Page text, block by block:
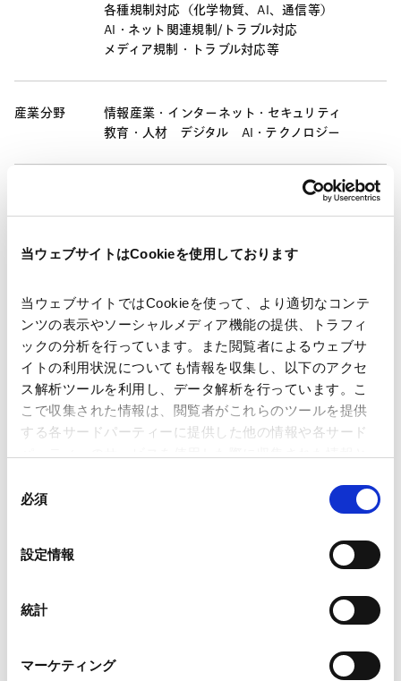
当ウェブサイトはCookieを使用しております
当ウェブサイトではCookieを使って、より適切なコンテ
ンツの表示やソーシャルメディア機能の提供、トラフィ
ックの分析を行っています。また閲覧者によるウェブサ
イトの利用状況についても情報を収集し、以下のアクセ
ス解析ツールを利用し、データ解析を行っています。こ
こで収集された情報は、閲覧者がこれらのツールを提供
する各サードパーティーに提供した他の情報や各サード
ことがあります。
Google Analytics利用規約（
Marketo
外部サイト）
LinkedIn プライバシーポリシー（
必須
設定情報
統計
マーケティング
各種規制対応（化学物質、AI、通信等）
AI・ネット関連規制/トラブル対応
メディア規制・トラブル対応等
産業分野
情報産業・インターネット・セキュリティ
教育・人材
デジタル AI・テクノロジー
Newsletter Vol.5（2026年）」が掲載されました。
ヨーロッパ・オセアニアの最新法制度動向（欧州・英国
当局によるX/Grok関連リスクへの調査・執行動向、AI技
術の進歩と規制の進化（ディープフェイク、AIエージェン
ト）及びオーストラリアを中心とする未成年者のSNS利
用規制の動き）
執行動向
4．ヨーロッパのAI規制の動向
6．未成年者のSNS利用禁止